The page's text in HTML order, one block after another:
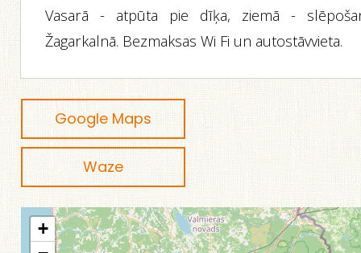
Vasarā - atpūta pie dīķa, ziemā -
Žagarkalnā. Bezmaksas Wi Fi un autostāvvieta.
Google Maps
Waze
+